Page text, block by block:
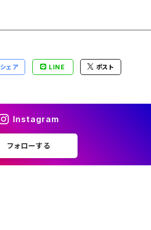
シェア LINE ポスト
Instagram
フォローする